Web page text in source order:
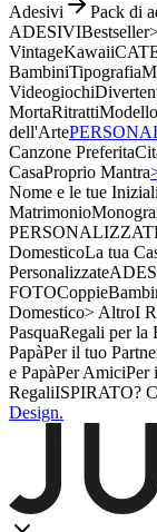
Adesivi
Pack di
ADESIVIBestseller
VintageKawaii
BambiniTipografia
Videogiochi
MortaRitrattiModello
dell'Arte
Canzone Preferita
CasaProprio Mantra
Nome e le tue Iniziali
Matrimonio
DomesticoLa tua
Personalizzate
FOTOCoppie
Domestico> AltroI
PasquaRegali per la
PapàPer il tuo
e PapàPer AmiciPer
RegaliISPIRATO?
Design.